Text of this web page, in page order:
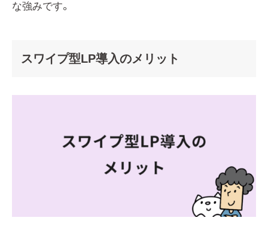
な強みです。
スワイプ型LP導入のメリット